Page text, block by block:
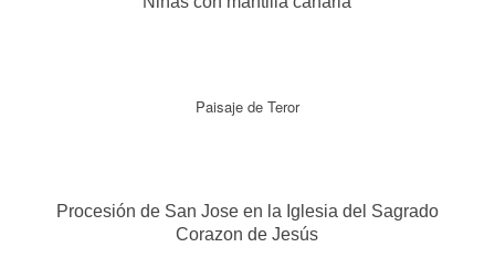
Paisaje de Teror
Procesión de San Jose en la Iglesia del Sagrado
Corazon de Jesús